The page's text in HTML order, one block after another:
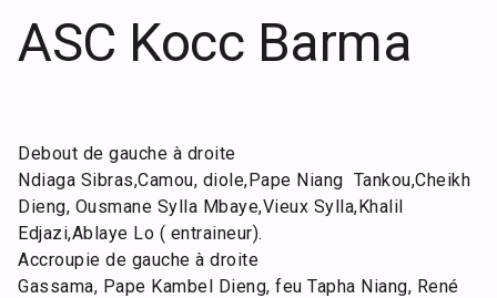
ASC Kocc Barma
Debout de gauche à droite
Ndiaga Sibras,Camou, diole,Pape Niang Tankou,Cheikh
Dieng, Ousmane Sylla Mbaye,Vieux Sylla,Khalil
Edjazi,Ablaye Lo ( entraineur).
Accroupie de gauche à droite
Gassama, Pape Kambel Dieng, feu Tapha Niang, René